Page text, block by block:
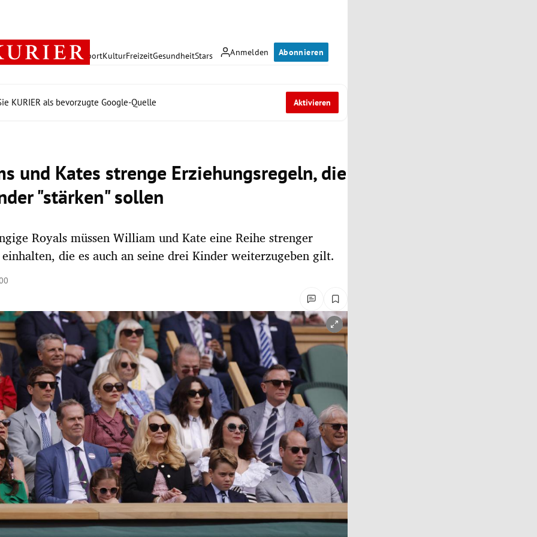
Anmelden Abonnieren
PolitikWirtschaft SportKulturFreizeitGesundheitStars
KURIER als bevorzugte Google-Quelle Aktivieren
und Kates strenge Erziehungsregeln, die
"stärken" sollen
Royals müssen William und Kate eine Reihe strenger
die es auch an seine drei Kinder weiterzugeben gilt.
öffnen/schließen